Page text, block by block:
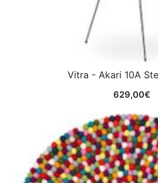
Vitra - Akari 10A
629,00€